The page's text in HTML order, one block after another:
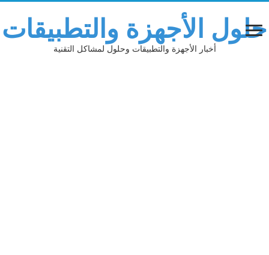
حلول الأجهزة والتطبيقات
أخبار الأجهزة والتطبيقات وحلول لمشاكل التقنية